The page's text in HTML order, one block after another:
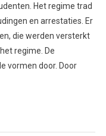
Het regime trad
en arrestaties. Er
die werden versterkt
regime. De
vormen door. Door